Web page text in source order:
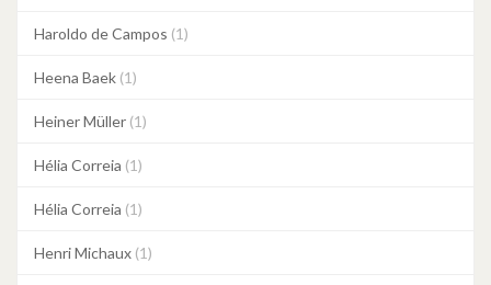
Haroldo de Campos (1)
Heena Baek (1)
Heiner Müller (1)
Hélia Correia (1)
Hélia Correia (1)
Henri Michaux (1)